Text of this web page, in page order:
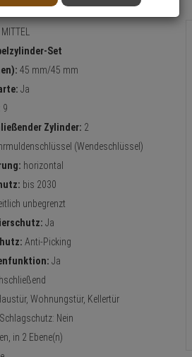
MITTEL
Set
45 mm/45 mm
Ja
9
Zylinder: 2
(Wendeschlüssel)
horizontal
bis 2030
unbegrenzt
Ja
Anti-Picking
Ja
Wohnungstür, Kellertür
Nein
in 2 Ebene(n)